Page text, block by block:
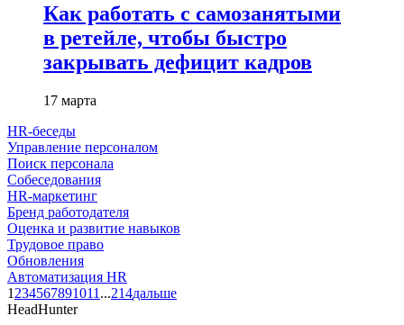
Как работать с самозанятыми
в ретейле, чтобы быстро
закрывать дефицит кадров
17 марта
HR-беседы
Управление персоналом
Поиск персонала
Собеседования
HR-маркетинг
Бренд работодателя
Оценка и развитие навыков
Трудовое право
Обновления
Автоматизация HR
1 234567891011 ...214дальше
HeadHunter